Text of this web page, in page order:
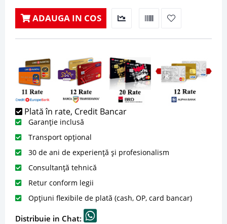
ADAUGA IN COS
Plată în rate, Credit Bancar
Garanție inclusă
Transport opțional
30 de ani de experiență și profesionalism
Consultanță tehnică
Retur conform legii
Opțiuni flexibile de plată (cash, OP, card bancar)
Distribuie in Chat: